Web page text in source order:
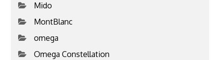
Mido
MontBlanc
omega
Omega Constellation